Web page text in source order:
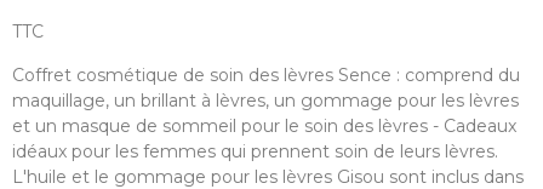
TTC
Coffret cosmétique de soin des lèvres Sence : comprend du
maquillage, un brillant à lèvres, un gommage pour les lèvres
et un masque de sommeil pour le soin des lèvres - Cadeaux
idéaux pour les femmes qui prennent soin de leurs lèvres.
L'huile et le gommage pour les lèvres Gisou sont inclus dans